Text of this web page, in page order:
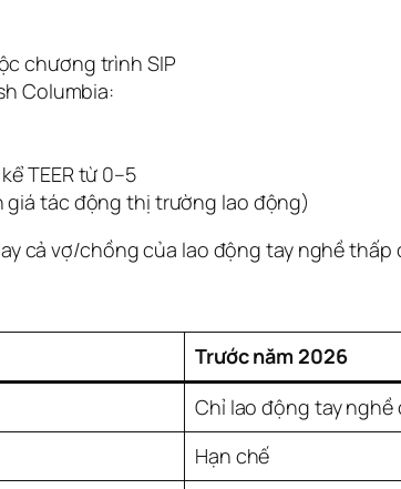
chương trình SIP
Columbia:
TEER từ 0–5
giá tác động thị trường lao động)
cả vợ/chồng của lao động tay nghề
Trước năm 2026
Chỉ lao động tay nghề
Hạn chế